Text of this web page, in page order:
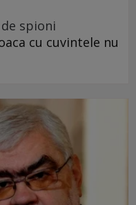
spioni
cu cuvintele nu